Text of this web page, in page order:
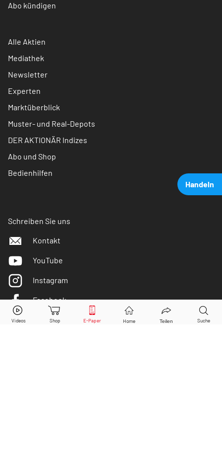
Handeln
DFV Deutsche FamilienversicherungAktie jetzt handeln?
Abo kündigen
Alle Aktien
Mediathek
Newsletter
Experten
Marktüberblick
Muster- und Real-Depots
DER AKTIONÄR Indizes
Abo und Shop
Bedienhilfen
Schreiben Sie uns
Kontakt
YouTube
Instagram
Facebook
Twitter